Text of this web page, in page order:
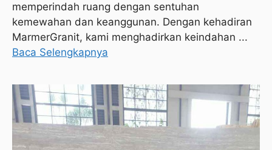
memperindah ruang dengan sentuhan
kemewahan dan keanggunan. Dengan kehadiran
MarmerGranit, kami menghadirkan keindahan ...
Baca Selengkapnya